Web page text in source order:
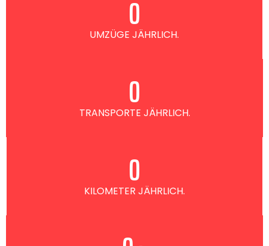
UMZÜGE JÄHRLICH.
0
TRANSPORTE JÄHRLICH.
0
KILOMETER JÄHRLICH.
0